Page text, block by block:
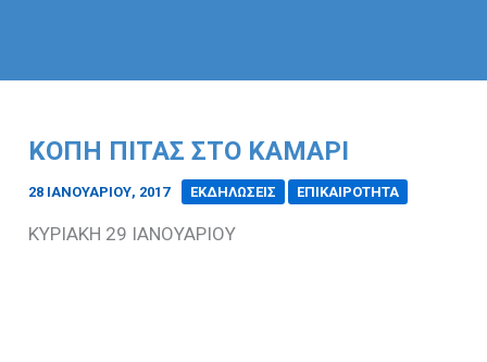
ΚΟΠΗ ΠΙΤΑΣ ΣΤΟ ΚΑΜΑΡΙ
28 ΙΑΝΟΥΑΡΊΟΥ, 2017 ΕΚΔΗΛΩΣΕΙΣ ΕΠΙΚΑΙΡΟΤΗΤΑ
ΚΥΡΙΑΚΗ 29 ΙΑΝΟΥΑΡΙΟΥ